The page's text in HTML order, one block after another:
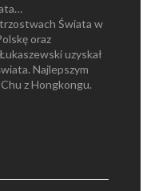
Świata w
oraz
uzyskał
Najlepszym
z Hongkongu.